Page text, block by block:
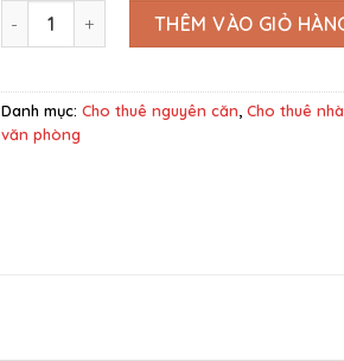
Cho thuê nguyên căn văn phòng có
THÊM VÀO GIỎ
Danh mục: Cho thuê nguyên căn, Cho thuê
văn phòng